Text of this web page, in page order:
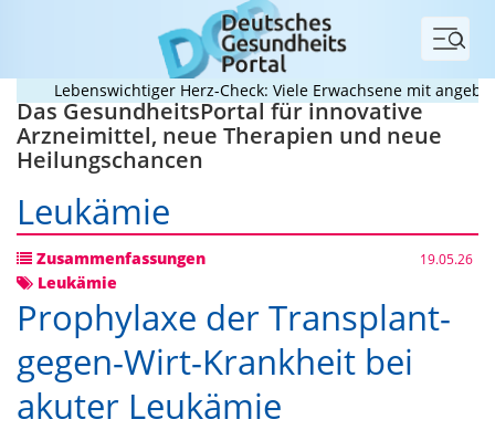
Menü
Lebenswichtiger Herz-Check: Viele Erwachsene mit
Das GesundheitsPortal für innovative
Arzneimittel, neue Therapien und neue
Heilungschancen
Leukämie
Zusammenfassungen 19.05.26
Leukämie
Prophylaxe der Transplant-
gegen-Wirt-Krankheit bei
akuter Leukämie